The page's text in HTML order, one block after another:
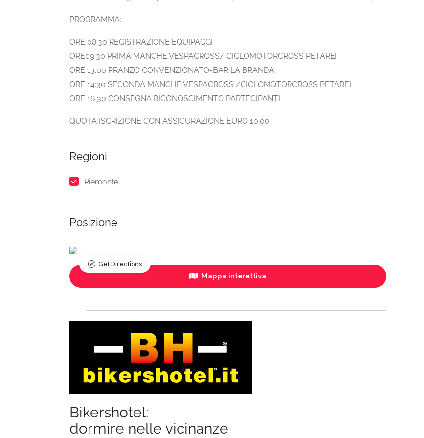
PROGRAMMA:
ORE 08:30 REGISTRAZIONE EQUIPAGGI
ORE09:30 PRIMA MANCHE VESPACROSS/ CICLOMOTORCROSS PETAREI
ORE 13:00 PRANZO CONVENZIONATO-BAR LA BRANDA
ORE 14:30 SECONDA MANCHE VESPACROSS /CICLOMOTORCROSS PETAREI
ORE 16:30 CONSEGNA RICONOSCIMENTO PARTECIPANTI
QUOTA ISCRIZIONE CON ASSICURAZIONE EURO 10.00
Regioni
Piemonte
Posizione
Mappa interattiva
Get Directions
Bikershotel:
dormire nelle vicinanze